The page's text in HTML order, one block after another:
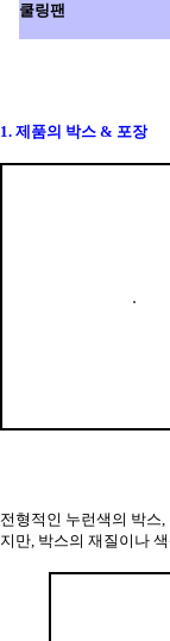
쿨링팬
1. 제품의 박스 & 포장
전형적인 누런색의 박스
지만, 박스의 재질이나